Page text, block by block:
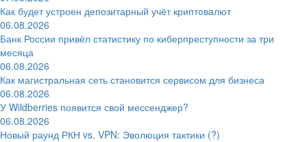
Как будет устроен депозитарный учёт криптовалют
06.08.2026
Банк России привёл статистику по киберпреступности за три
месяца
06.08.2026
Как магистральная сеть становится сервисом для бизнеса
06.08.2026
У Wildberries появится свой мессенджер?
06.08.2026
Новый раунд РКН vs. VPN: Эволюция тактики (?)